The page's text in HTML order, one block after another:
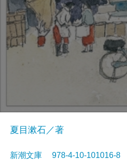
夏目漱石／著
新潮文庫 978-4-10-101016-